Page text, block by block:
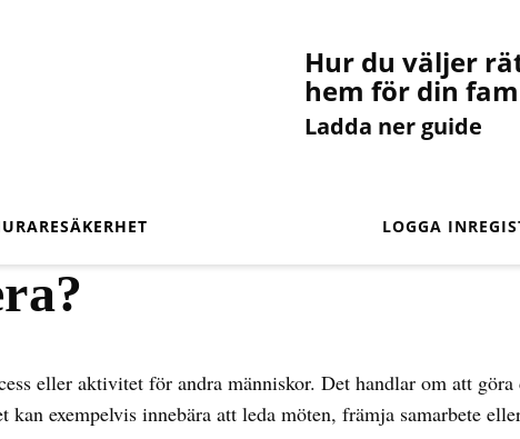
Hur du väljer
hem för din
Ladda ner guide
SÄKERHET LOGGA IN
eller aktivitet för andra människor. Det handlar om att göra
exempelvis innebära att leda möten, främja samarbete